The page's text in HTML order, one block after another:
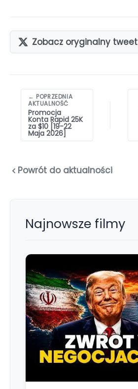
Zobacz oryginalny tweet
Nawigacja
wpisów
← POPRZEDNIA
AKTUALNOŚĆ
Promocja
Konta Rapid 25K
za $10 [19-22
Maja 2026]
Powrót do aktualności
Najnowsze filmy